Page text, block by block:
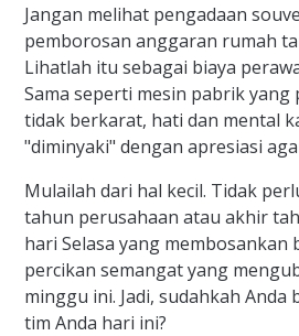
Jangan melihat pengadaan
pemborosan anggaran rumah
Lihatlah itu sebagai biaya
Sama seperti mesin pabrik
tidak berkarat, hati dan mental
"diminyaki" dengan apresiasi
Mulailah dari hal kecil. Tidak
tahun perusahaan atau akhir
hari Selasa yang membosankan
percikan semangat yang
minggu ini. Jadi, sudahkah Anda
tim Anda hari ini?